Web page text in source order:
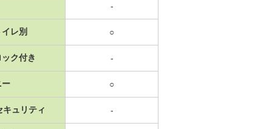
-
レ別 ○
ク付き -
ー ○
キュリティ -